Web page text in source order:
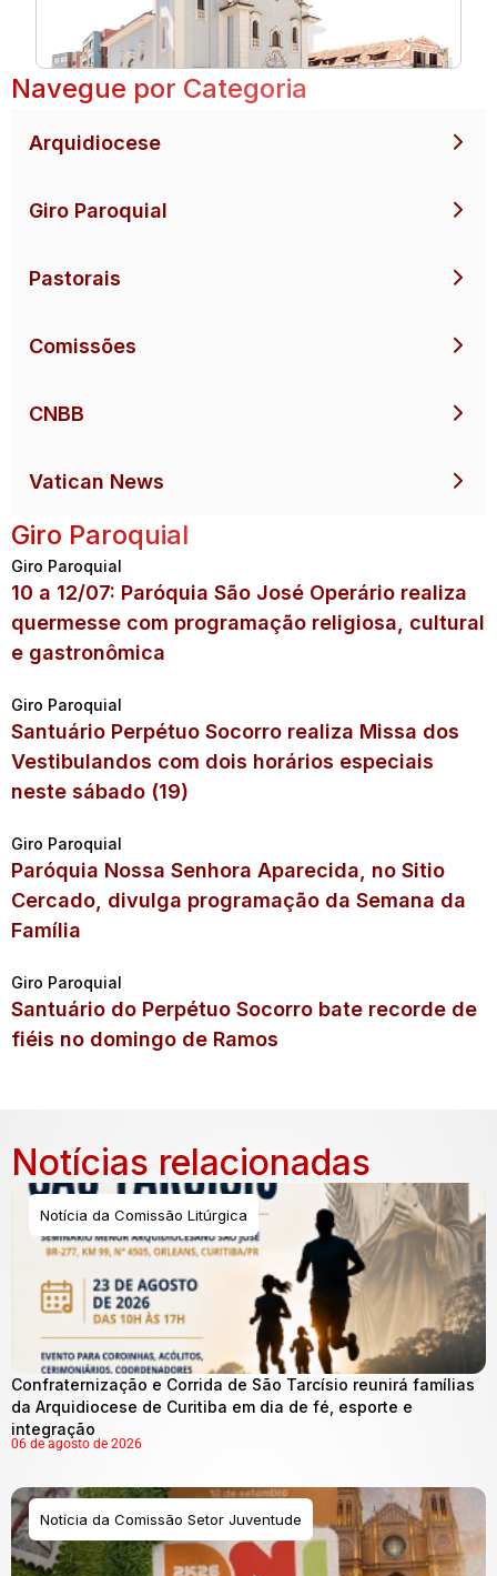
Navegue por Categoria
Arquidiocese
Giro Paroquial
Pastorais
Comissões
CNBB
Vatican News
Giro Paroquial
Giro Paroquial
10 a 12/07: Paróquia São José Operário realiza
quermesse com programação religiosa, cultural
e gastronômica
Giro Paroquial
Santuário Perpétuo Socorro realiza Missa dos
Vestibulandos com dois horários especiais
neste sábado (19)
Giro Paroquial
Paróquia Nossa Senhora Aparecida, no Sitio
Cercado, divulga programação da Semana da
Família
Giro Paroquial
Santuário do Perpétuo Socorro bate recorde de
fiéis no domingo de Ramos
Notícias relacionadas
Notícia da Comissão Litúrgica
Confraternização e Corrida de São Tarcísio reunirá famílias
da Arquidiocese de Curitiba em dia de fé, esporte e
integração
06 de agosto de 2026
Notícia da Comissão Setor Juventude